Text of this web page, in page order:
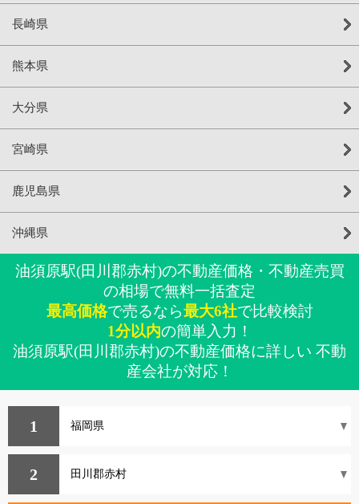
長崎県
熊本県
大分県
宮崎県
鹿児島県
沖縄県
油須原駅(田川郡赤村)の不動産価格・不動産売買
の相場で無料一括査定
最高価格で売るなら最大6社で比較検討
1分以内の簡単入力！
油須原駅(田川郡赤村)の不動産価格に詳しい 不動
産会社が対応！
1
2